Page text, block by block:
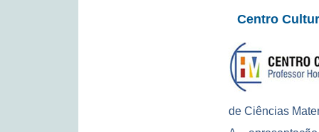
Centro
de Ciências